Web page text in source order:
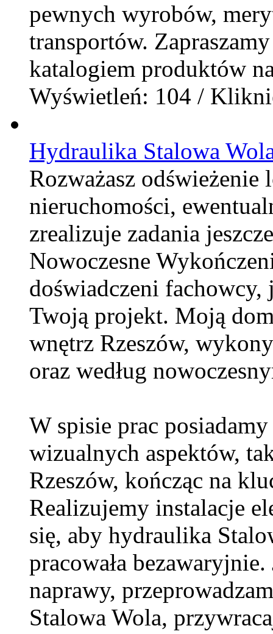
pewnych wyrobów,
transportów.
katalogiem produktów
Wyświetleń: 104 /
Hydraulika Stalowa
Rozważasz
nieruchomości,
zrealizuje zadania
Nowoczesne
doświadczeni fachowcy,
Twoją projekt. Moją
wnętrz Rzeszów,
oraz według
W spisie prac
wizualnych aspektów,
Rzeszów, kończąc na
Realizujemy instalacje
się, aby hydraulika
pracowała
naprawy,
Stalowa Wola,